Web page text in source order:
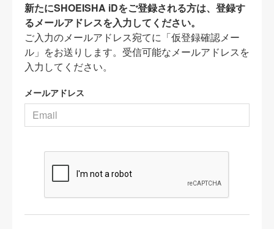
新たにSHOEISHA iDをご登録される方は、登録す
るメールアドレスを入力してください。
ご入力のメールアドレス宛てに「仮登録確認メー
ル」をお送りします。受信可能なメールアドレスを
入力してください。
メールアドレス